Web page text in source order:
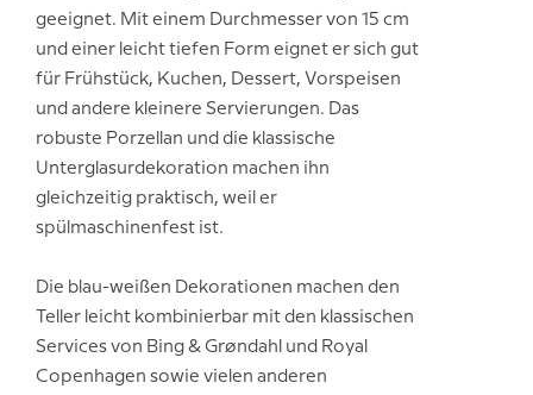
geeignet. Mit einem Durchmesser von 15 cm
und einer leicht tiefen Form eignet er sich gut
für Frühstück, Kuchen, Dessert, Vorspeisen
und andere kleinere Servierungen. Das
robuste Porzellan und die klassische
Unterglasurdekoration machen ihn
gleichzeitig praktisch, weil er
spülmaschinenfest ist.
Die blau-weißen Dekorationen machen den
Teller leicht kombinierbar mit den klassischen
Services von Bing & Grøndahl und Royal
Copenhagen sowie vielen anderen